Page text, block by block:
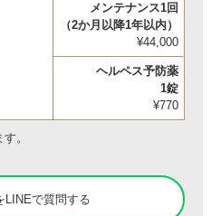
メンテナンス1回
（2か月以降1年以内）
¥44,000
ヘルペス予防薬
1錠
¥770
。
LINEで質問する